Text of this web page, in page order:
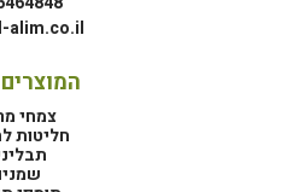
alim.co.il
צמחי
חליטות